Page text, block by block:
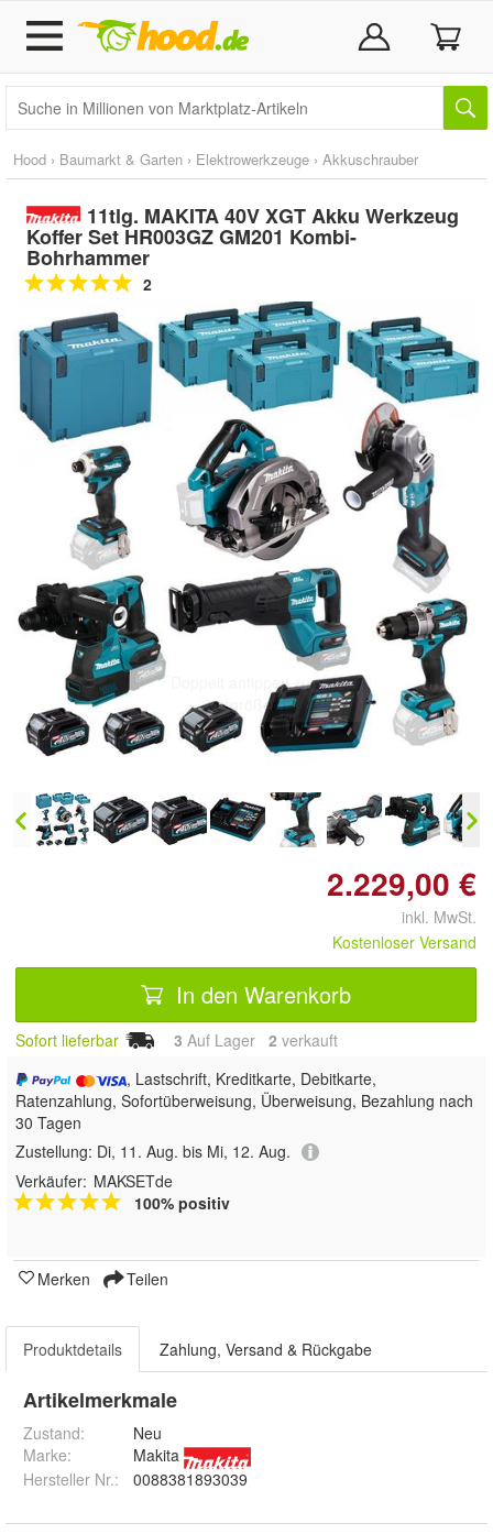
Hood › Baumarkt & Garten › Elektrowerkzeuge › Akkuschrauber
11tlg. MAKITA 40V XGT Akku Werkzeug
Koffer Set HR003GZ GM201 Kombi-
Bohrhammer
2
Doppelt antippen zum
vergrößern
2.229,00 €
inkl. MwSt.
Kostenloser Versand
In den Warenkorb
Sofort lieferbar 3 Auf Lager 2 verkauft
, Lastschrift, Kreditkarte, Debitkarte,
Ratenzahlung, Sofortüberweisung, Überweisung, Bezahlung nach
30 Tagen
Zustellung: Di, 11. Aug. bis Mi, 12. Aug.
Verkäufer: MAKSETde
100% positiv
Merken Teilen
Produktdetails Zahlung, Versand & Rückgabe
Artikelmerkmale
Zustand:
Neu
Marke:
Makita
Hersteller Nr.:
0088381893039